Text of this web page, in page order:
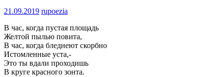
21.09.2019 rupoezia
В час, когда пустая площадь
Желтой пылью повита,
В час, когда бледнеют скорбно
Истомленные уста,-
Это ты вдали проходишь
В круге красного зонта.